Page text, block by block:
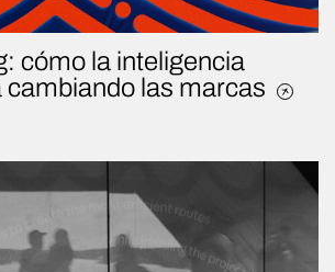
cómo la inteligencia
cambiando las marcas